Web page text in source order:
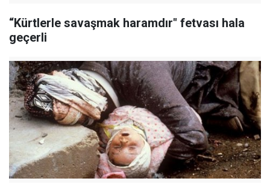
“Kürtlerle savaşmak haramdır" fetvası hala
geçerli